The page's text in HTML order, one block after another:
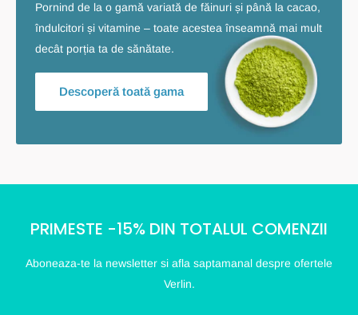
Pornind de la o gamă variată de făinuri și până la cacao,
îndulcitori și vitamine – toate acestea înseamnă mai mult
decât porția ta de sănătate.
Descoperă toată gama
PRIMESTE -15% DIN TOTALUL COMENZII
Aboneaza-te la newsletter si afla saptamanal despre ofertele
Verlin.